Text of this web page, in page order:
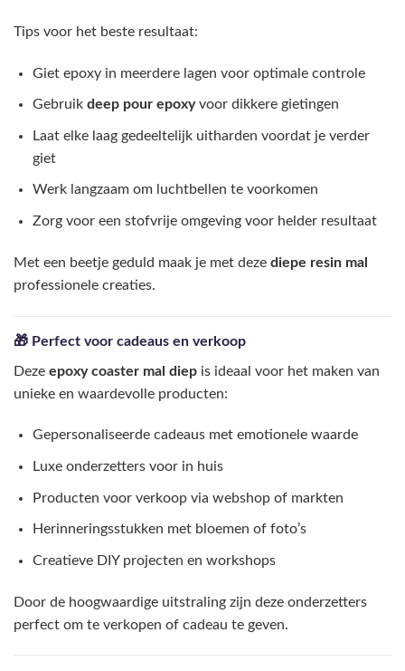
Tips voor het beste resultaat:
Giet epoxy in meerdere lagen voor optimale controle
Gebruik deep pour epoxyvoor dikkere gietingen
Laat elke laag gedeeltelijk uitharden voordat je verder
giet
Werk langzaam om luchtbellen te voorkomen
Zorg voor een stofvrije omgeving voor helder resultaat
Met een beetje geduld maak je met deze diepe resin mal
professionele creaties.
🎁 Perfect voor cadeaus en verkoop
Deze epoxy coaster mal diep is ideaal voor het maken van
unieke en waardevolle producten:
Gepersonaliseerde cadeaus met emotionele waarde
Luxe onderzetters voor in huis
Producten voor verkoop via webshop of markten
Herinneringsstukken met bloemen of foto’s
Creatieve DIY projecten en workshops
Door de hoogwaardige uitstraling zijn deze onderzetters
perfect om te verkopen of cadeau te geven.